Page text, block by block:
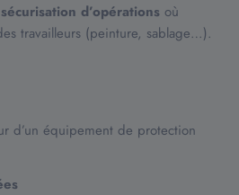
sécurisation d’opérations où
travailleurs (peinture, sablage…).
d’un équipement de protection